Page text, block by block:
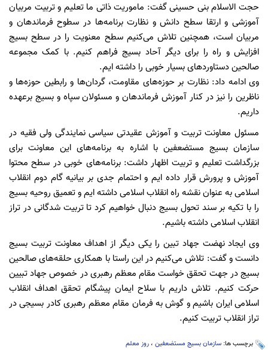
حجت الاسلام بنی حسینی گفت: ماموریت ذاتی ما تعلیم و تربیت مربیان
آموزشی و ارتقا سطح دانش و نظارت برنامه‌ها در سطوح فرماندهان و
مربیان است، همچنین تلاش می‌کنیم سطح معنویت را در سطح بسیج
افزایش و راه را برای دیگر آحاد بسیج فراهم کنیم. با کمک مجموعه
صالحین دستاورد‌های بسیار خوبی را داشته ایم.
وی ادامه داد: نظارت بر حوزه‌های مقاومت، گردان‌ها و رابطین حوزه‌ها و
ناظرین را نیز در کنار آموزش فرماندهان و مسئولان سپاه و بسیج برعهده
داریم.
مسئول معاونت تربیت و آموزش عقیدتی سیاسی نمایندگی ولی فقیه در
سازمان بسیج مستضعفین با اشاره به برنامه‌های این معاونت برای
بزرگداشت تعلیم و تربیت اظهار داشت: برنامه‌های خوبی در سطح محتوا
آموزش و پرورش قرار داده ایم و احتمام جدی بر بیانیه گام دوم انقلاب
اسلامی به عنوان نقشه راه انقلاب اسلامی داشته ایم و تعمیق روحیه بسیج
را با تکیه بر سند تحول بسیج دنبال خواهیم کرد تا تربیت شدگانی در تراز
انقلاب اسلامی داشته باشیم.
وی ایجاد نهضت جهاد تبین را یکی دیگر از اهداف معاونت تربیت بسیج
دانست و گفت: تلاش می‌کنیم در این راستا با همکاری حلقه‌های صالحین
بسیج در جهت تحقق خواست مقام معظم رهبری در خصوص جهاد تبیین
حرکت کنیم. تلاش داریم با سلاح ایمان پیشگام تحقق اهداف انقلاب
اسلامی ایران باشیم و گوش به فرمان مقام معظم رهبری کادر بسیجی در
تراز انقلاب تربیت کنیم.
برچسب ها: سازمان بسیج مستضعفین ، روز معلم